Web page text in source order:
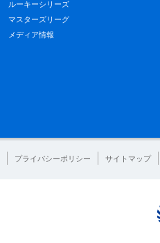
ルーキーシリーズ
マスターズリーグ
メディア情報
プライバシーポリシー サイトマップ